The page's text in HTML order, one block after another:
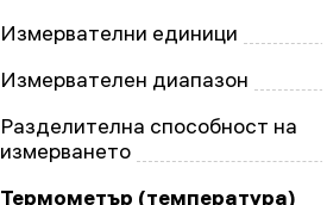
Измервателни единици
Измервателен диапазон
Разделителна способност на
измерването
Термометър (температура)